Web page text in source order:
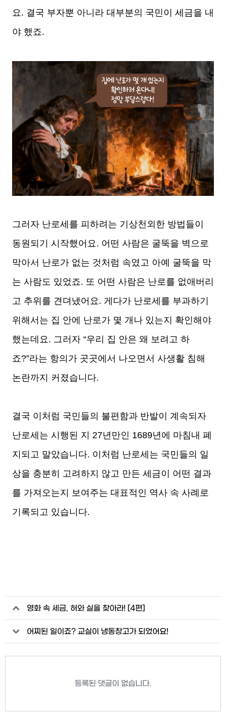
요. 결국 부자뿐 아니라 대부분의 국민이 세금을 내
야 했죠.
그러자 난로세를 피하려는 기상천외한 방법들이
동원되기 시작했어요. 어떤 사람은 굴뚝을 벽으로
막아서 난로가 없는 것처럼 속였고 아예 굴뚝을 막
는 사람도 있었죠. 또 어떤 사람은 난로를 없애버리
고 추위를 견뎌냈어요. 게다가 난로세를 부과하기
위해서는 집 안에 난로가 몇 개나 있는지 확인해야
했는데요. 그러자 “우리 집 안은 왜 보려고 하
죠?”라는 항의가 곳곳에서 나오면서 사생활 침해
논란까지 커졌습니다.
결국 이처럼 국민들의 불편함과 반발이 계속되자
난로세는 시행된 지 27년만인 1689년에 마침내 폐
지되고 말았습니다. 이처럼 난로세는 국민들의 일
상을 충분히 고려하지 않고 만든 세금이 어떤 결과
를 가져오는지 보여주는 대표적인 역사 속 사례로
기록되고 있습니다.
관련자료
영화 속 세금, 허와 실을 찾아라! [4편]
어찌된 일이죠? 교실이 냉동창고가 되었어요!
등록된 댓글이 없습니다.